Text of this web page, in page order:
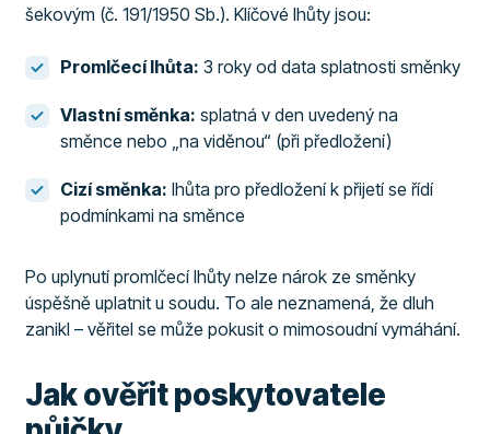
šekovým (č. 191/1950 Sb.). Klíčové lhůty jsou:
Promlčecí lhůta: 3 roky od data splatnosti směnky
Vlastní směnka: splatná v den uvedený na
směnce nebo „na viděnou“ (při předložení)
Cizí směnka: lhůta pro předložení k přijetí se řídí
podmínkami na směnce
Po uplynutí promlčecí lhůty nelze nárok ze směnky
úspěšně uplatnit u soudu. To ale neznamená, že dluh
zanikl – věřitel se může pokusit o mimosoudní vymáhání.
Jak ověřit poskytovatele